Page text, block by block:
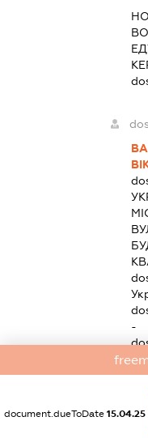
-
document.dueToDate 15.04.25